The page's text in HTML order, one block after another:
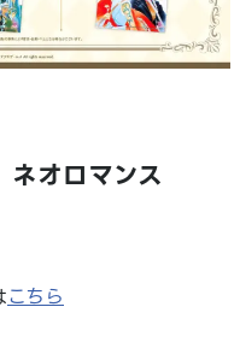
オロマンス
こちら